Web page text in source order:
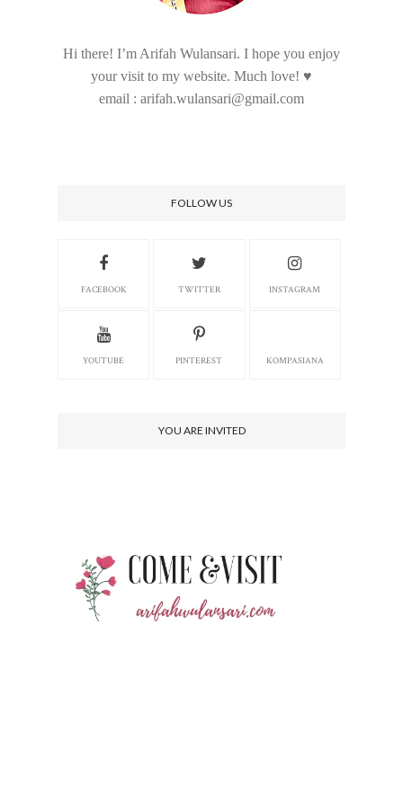
Hi there! I’m Arifah Wulansari. I hope you enjoy
your visit to my website. Much love! ♥
email : arifah.wulansari@gmail.com
FOLLOW US
FACEBOOK TWITTER INSTAGRAM
YOUTUBE PINTEREST KOMPASIANA
YOU ARE INVITED